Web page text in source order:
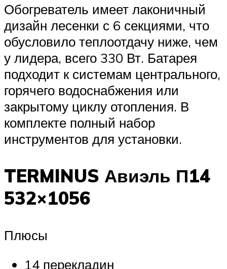
Обогреватель имеет лаконичный
дизайн лесенки с 6 секциями, что
обусловило теплоотдачу ниже, чем
у лидера, всего 330 Вт. Батарея
подходит к системам центрального,
горячего водоснабжения или
закрытому циклу отопления. В
комплекте полный набор
инструментов для установки.
TERMINUS Авиэль П14
532×1056
Плюсы
14 перекладин